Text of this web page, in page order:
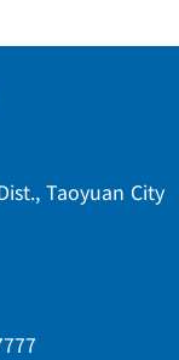
Taoyuan City